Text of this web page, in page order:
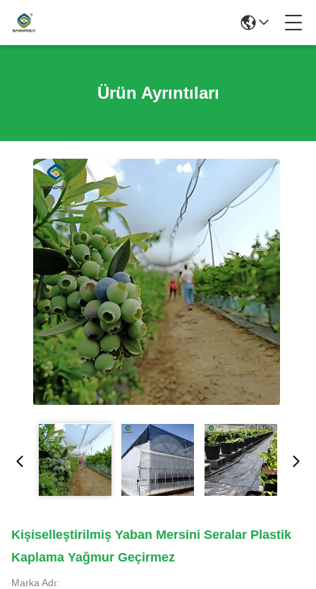
Ürün Ayrıntıları
Kişiselleştirilmiş Yaban Mersini Seralar Plastik
Kaplama Yağmur Geçirmez
Marka Adı: